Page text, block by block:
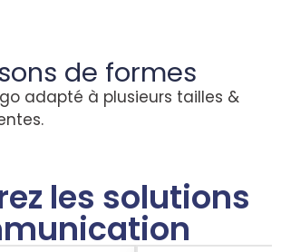
de formes
adapté à plusieurs tailles &
les solutions